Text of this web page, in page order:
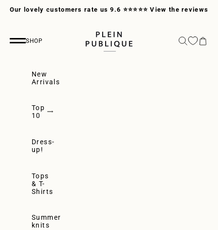
Our lovely customers rate us 9.6 ⭐⭐⭐⭐⭐View the reviews
PLEIN PUBLIQUE
Navigation menu
SHOP SearchCart
New
Arrivals
Top
10
Dress-
up!
Tops
& T-
Shirts
Summer
knits